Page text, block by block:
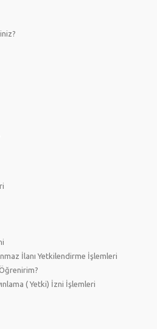
İlanı Yetkilendirme İşlemleri
( Yetki) İzni İşlemleri